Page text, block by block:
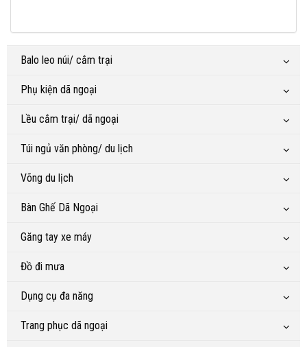
Balo leo núi/ cắm trại
Phụ kiện dã ngoại
Lều cắm trại/ dã ngoại
Túi ngủ văn phòng/ du lịch
Võng du lịch
Bàn Ghế Dã Ngoại
Găng tay xe máy
Đồ đi mưa
Dụng cụ đa năng
Trang phục dã ngoại